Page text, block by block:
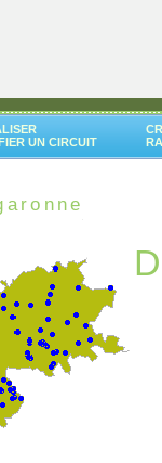
UN CIRCUIT